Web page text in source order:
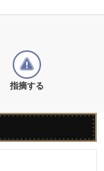
指摘する